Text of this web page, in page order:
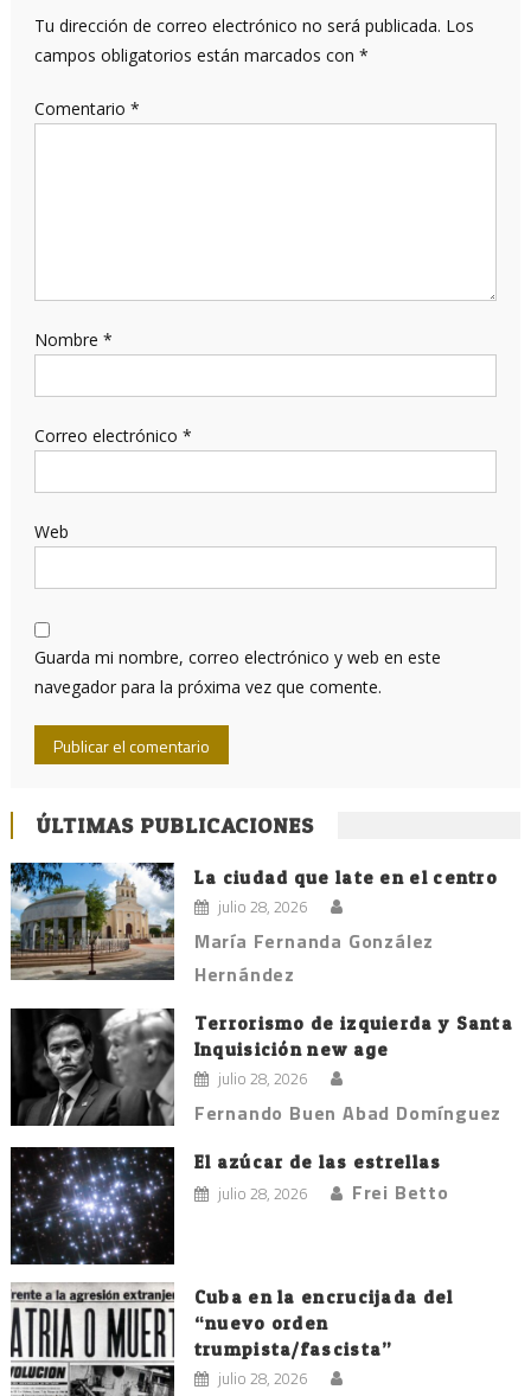
Tu dirección de correo electrónico no será publicada. Los
campos obligatorios están marcados con *
Comentario *
Nombre *
Correo electrónico *
Web
Guarda mi nombre, correo electrónico y web en este
navegador para la próxima vez que comente.
ÚLTIMAS PUBLICACIONES
La ciudad que late en el centro
julio 28, 2026
María Fernanda González
Hernández
Terrorismo de izquierda y Santa
Inquisición new age
julio 28, 2026
Fernando Buen Abad Domínguez
El azúcar de las estrellas
julio 28, 2026 Frei Betto
Cuba en la encrucijada del
“nuevo orden
trumpista/fascista”
julio 28, 2026